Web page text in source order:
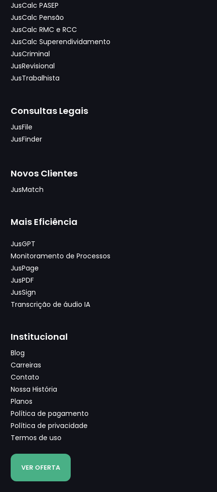
JusCalc PASEP
JusCalc Pensão
JusCalc RMC e RCC
JusCalc Superendividamento
JusCriminal
JusRevisional
JusTrabalhista
Consultas Legais
JusFile
JusFinder
Novos Clientes
JusMatch
Mais Eficiência
JusGPT
Monitoramento de Processos
JusPage
JusPDF
JusSign
Transcrição de áudio IA
Institucional
Blog
Carreiras
Contato
Nossa História
Planos
Política de pagamento
Política de privacidade
Termos de uso
VER OFERTA